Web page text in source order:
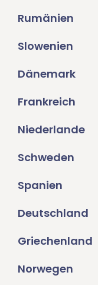
Rumänien
Slowenien
Dänemark
Frankreich
Niederlande
Schweden
Spanien
Deutschland
Griechenland
Norwegen